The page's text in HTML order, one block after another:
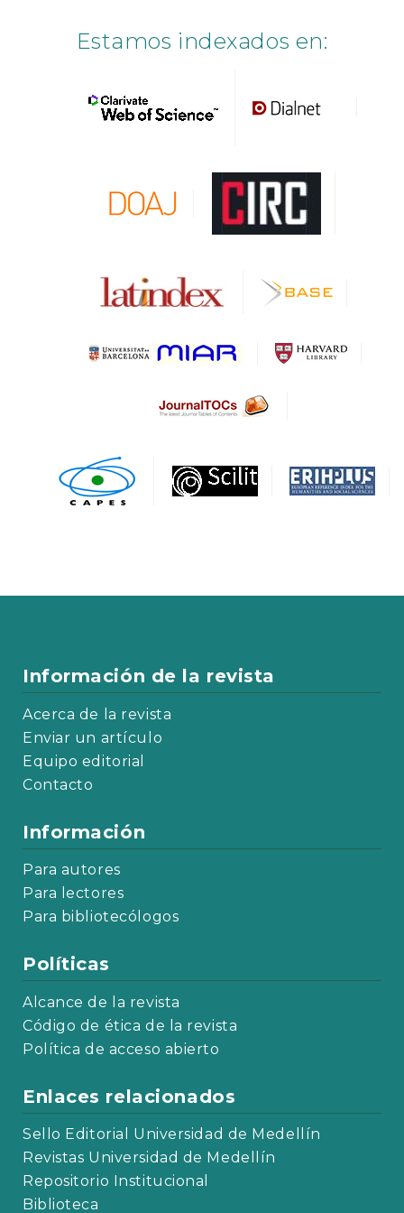
Estamos indexados en:
Información de la revista
Acerca de la revista
Enviar un artículo
Equipo editorial
Contacto
Información
Para autores
Para lectores
Para bibliotecólogos
Políticas
Alcance de la revista
Código de ética de la revista
Política de acceso abierto
Enlaces relacionados
Sello Editorial Universidad de Medellín
Revistas Universidad de Medellín
Repositorio Institucional
Biblioteca